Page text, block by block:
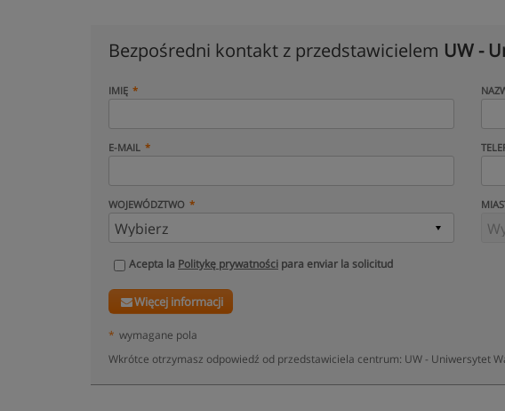
Bezpośredni kontakt z przedstawicielem UW -
IMIĘ
E-MAIL
WOJEWÓDZTWO
Acepta la Politykę prywatności para enviar la solicitud
Więcej informacji
* wymagane pola
Wkrótce otrzymasz odpowiedź od przedstawiciela centrum: UW - Uniwersytet